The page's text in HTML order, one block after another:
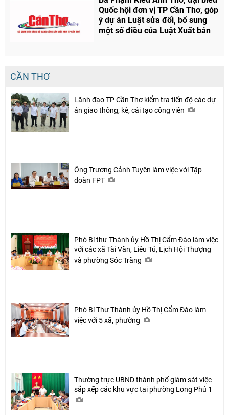
Quốc hội đơn vị TP Cần Thơ, góp
ý dự án Luật sửa đổi, bổ sung
một số điều của Luật Xuất bản
CẦN THƠ
Lãnh đạo TP Cần Thơ kiểm tra tiến độ các dự
án giao thông, kè, cải tạo công viên
Ông Trương Cảnh Tuyên làm việc với Tập
đoàn FPT
Phó Bí thư Thành ủy Hồ Thị Cẩm Đào làm việc
với các xã Tài Văn, Liêu Tú, Lịch Hội Thượng
và phường Sóc Trăng
Phó Bí Thư Thành ủy Hồ Thị Cẩm Đào làm
việc với 5 xã, phường
Thường trực UBND thành phố giám sát việc
sắp xếp các khu vực tại phường Long Phú 1